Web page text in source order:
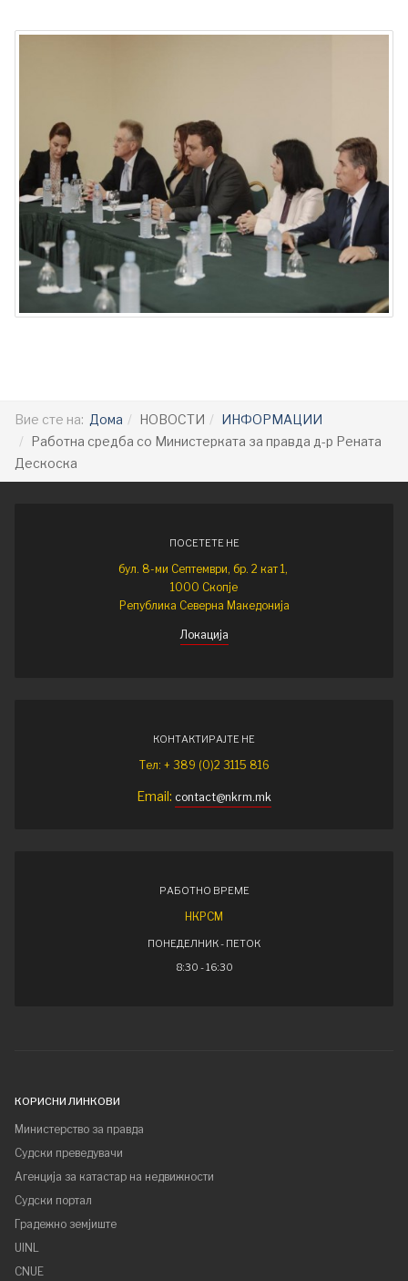
Вие сте на: Дома НОВОСТИ
ИНФОРМАЦИИ
Работна средба со Министерката за правда д-р Рената
Дескоска
ПОСЕТЕТЕ НЕ
бул. 8-ми Септември, бр. 2 кат 1,
1000 Скопје
Република Северна Македонија
Локација
КОНТАКТИРАЈТЕ НЕ
Тел: + 389 (0)2 3115 816
Email: contact@nkrm.mk
РАБОТНО ВРЕМЕ
НКРСМ
ПОНЕДЕЛНИК - ПЕТОК
8:30 - 16:30
КОРИСНИ ЛИНКОВИ
Министерство за правда
Судски преведувачи
Агенција за катастар на недвижности
Судски портал
Градежно земјиште
UINL
CNUE